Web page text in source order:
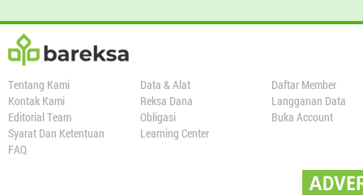
Tentang Kami
Kontak Kami
Editorial Team
Syarat Dan Ketentuan
FAQ
Data & Alat
Reksa Dana
Obligasi
Learning Center
Daftar Member
Langganan Data
Buka Account